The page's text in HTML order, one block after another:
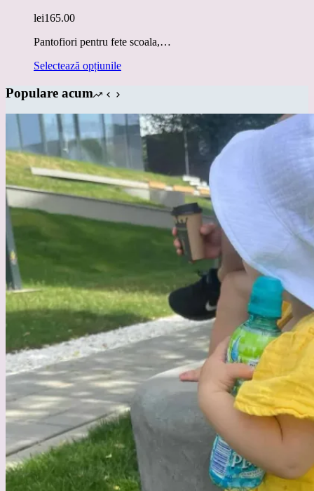
lei165.00
Pantofiori pentru fete scoala,…
Selectează opțiunileAcest
multe
variații.
Opțiunile
fi
alese
în
pagina
produsului.
Populare acum